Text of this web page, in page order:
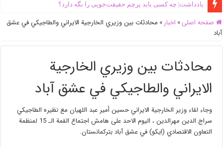
یادداشت| ‌چه کسی باید پرچم حقیقت‌جویی را نگه دارد؟
صفحه اصلی » اخبار » محادثات بين وزيري الخارجية الايراني والطاجيكي في عشق
آباد
محادثات بين وزيري الخارجية
الايراني والطاجيكي في عشق آباد
وجاء لقاء وزير الخارجية الايراني حسين أمير عبد اللهيان مع نظيره الطاجيكي
سراج الدين مهرالدين ، اليوم الاحد على هامش اجتماع القمة الـ 15 لمنظمة
التعاون الاقتصادي (ايكو) في عشق آباد بتركمانستان.